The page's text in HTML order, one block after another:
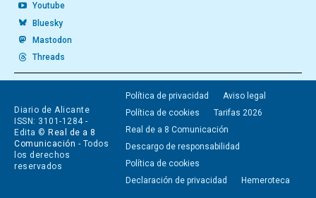
Youtube
Bluesky
Mastodon
Threads
Diario de Alicante
ISSN: 3101-1284 -
Edita © Real de a 8
Comunicación - Todos
los derechos
reservados
Política de privacidad
Aviso legal
Política de cookies
Tarifas 2026
Real de a 8 Comunicación
Descargo de responsabilidad
Política de cookies
Declaración de privacidad
Hemeroteca